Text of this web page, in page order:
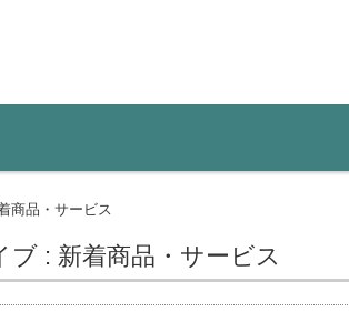
商品・サービス
: 新着商品・サービス